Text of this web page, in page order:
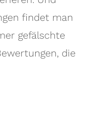
findet man
gefälschte
die